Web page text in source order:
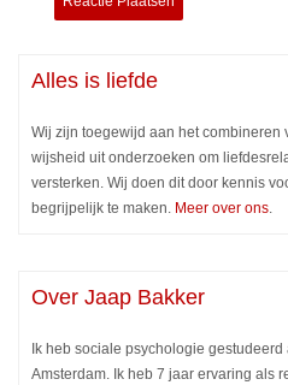
Alles is liefde
Wij zijn toegewijd aan het combineren
wijsheid uit onderzoeken om
versterken. Wij doen dit door kennis
begrijpelijk te maken. Meer over ons.
Over Jaap Bakker
Ik heb sociale psychologie
Amsterdam. Ik heb 7 jaar ervaring als